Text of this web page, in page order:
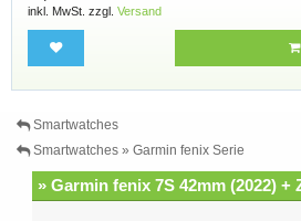
inkl. MwSt. zzgl. Versand
Smartwatches
Smartwatches » Garmin fenix Serie
» Garmin fenix 7S 42mm (2022) +